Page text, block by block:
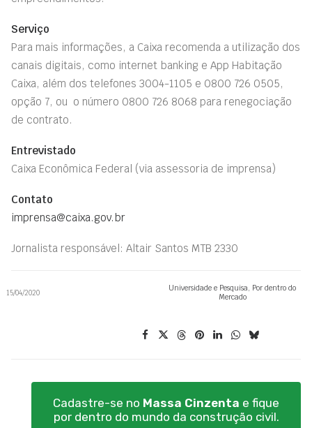
Serviço
Para mais informações, a Caixa recomenda a utilização dos
canais digitais, como internet banking e App Habitação
Caixa, além dos telefones 3004-1105 e 0800 726 0505,
opção 7, ou o número 0800 726 8068 para renegociação
de contrato.
Entrevistado
Caixa Econômica Federal (via assessoria de imprensa)
Contato
imprensa@caixa.gov.br
Jornalista responsável: Altair Santos MTB 2330
15/04/2020 Universidade e Pesquisa, Por dentro do
Mercado
Cadastre-se no Massa Cinzenta e fique
por dentro do mundo da construção civil.